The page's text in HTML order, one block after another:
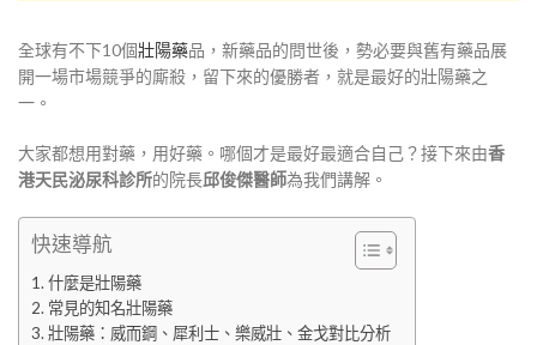
全球有不下10個壯陽藥品，新藥品的問世後，勢必要與舊有藥品展
開一場市場競爭的廝殺，留下來的優勝者，就是最好的壯陽藥之
一。
大家都想用對藥，用好藥。哪個才是最好最適合自己？接下來由香
港天民泌尿科診所的院長邱俊傑醫師為我們講解。
快速導航
什麼是壯陽藥
常見的知名壯陽藥
壯陽藥：威而鋼、犀利士、樂威壯、金戈對比分析